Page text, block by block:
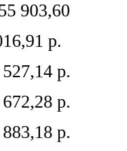
903,60
р.
р.
р.
р.